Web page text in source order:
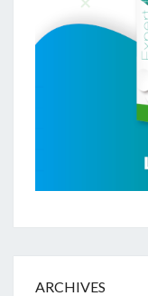
ARCHIVES